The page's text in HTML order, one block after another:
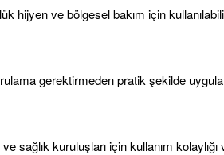
hijyen ve bölgesel bakım için
gerektirmeden pratik şekilde
sağlık kuruluşları için kullanım